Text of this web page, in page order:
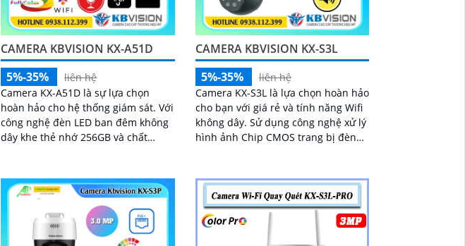
CAMERA KBVISION KX-A51D
5%-35%
liên hệ
Camera KX-A51D là sự lựa chọn
hoàn hảo cho hệ thống giám sát. Với
công nghệ đèn LED ban đêm không
dây khe thẻ nhớ 256GB và chất
CAMERA KBVISION KX-S3L
5%-35%
liên hệ
Camera KX-S3L là lựa chọn hoàn hảo
cho bạn với giá rẻ và tính năng Wifi
không dây. Sử dụng công nghệ xử lý
hình ảnh Chip CMOS trang bị đèn